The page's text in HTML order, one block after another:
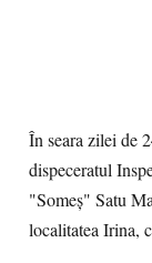
În seara zilei de
dispeceratul
"Someș" Satu
localitatea Irina,